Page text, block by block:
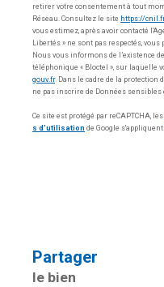
retirer votre consentement à tout
Réseau. Consultez le site https://
vous estimez, après avoir contacté
Libertés » ne sont pas respectés,
Nous vous informons de l’existence
téléphonique « Bloctel », sur laquelle
gouv.fr. Dans le cadre de la protection
ne pas inscrire de Données sensibles
Ce site est protégé par reCAPTCHA, les
s d'utilisation de Google s'appliquent.
partager
le bien